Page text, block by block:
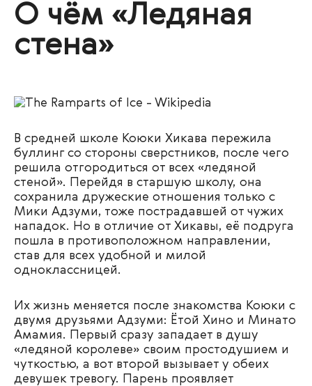
О чём «Ледяная
стена»
В средней школе Коюки Хикава пережила
буллинг со стороны сверстников, после чего
решила отгородиться от всех «ледяной
стеной». Перейдя в старшую школу, она
сохранила дружеские отношения только с
Мики Адзуми, тоже пострадавшей от чужих
нападок. Но в отличие от Хикавы, её подруга
пошла в противоположном направлении,
став для всех удобной и милой
одноклассницей.
Их жизнь меняется после знакомства Коюки с
двумя друзьями Адзуми: Ётой Хино и Минато
Амамия. Первый сразу западает в душу
«ледяной королеве» своим простодушием и
чуткостью, а вот второй вызывает у обеих
девушек тревогу. Парень проявляет